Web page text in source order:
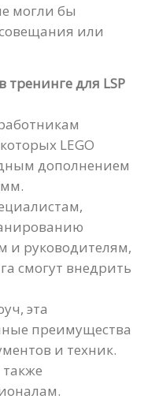
могли бы
или
тренинге для LSP
LEGO
дополнением
и руководителям,
смогут внедрить
эта
преимущества
и техник.